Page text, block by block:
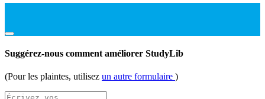
Suggérez-nous comment améliorer StudyLib
(Pour les plaintes, utilisez un autre formulaire )